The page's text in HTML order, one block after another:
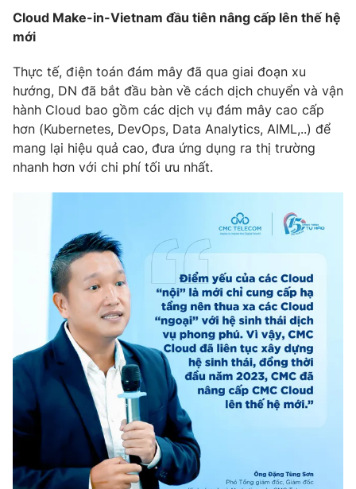
Cloud Make-in-Vietnam đầu tiên nâng cấp lên thế hệ
mới
Thực tế, điện toán đám mây đã qua giai đoạn xu
hướng, DN đã bắt đầu bàn về cách dịch chuyển và vận
hành Cloud bao gồm các dịch vụ đám mây cao cấp
hơn (Kubernetes, DevOps, Data Analytics, AIML,..) để
mang lại hiệu quả cao, đưa ứng dụng ra thị trường
nhanh hơn với chi phí tối ưu nhất.